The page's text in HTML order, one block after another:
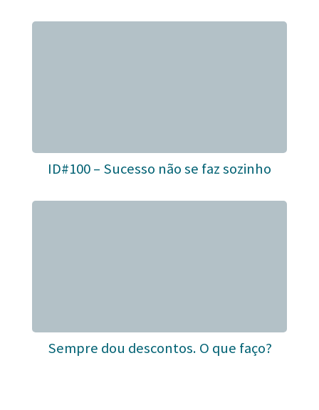
ID#100 – Sucesso não se faz sozinho
Sempre dou descontos. O que faço?